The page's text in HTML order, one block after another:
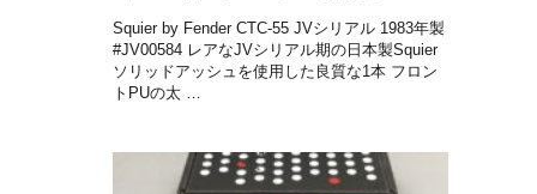
Squier by Fender CTC-55 JVシリアル 1983年製
#JV00584 レアなJVシリアル期の日本製Squier
ソリッドアッシュを使用した良質な1本 フロン
トPUの太 …